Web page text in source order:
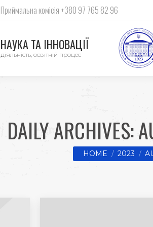
Приймальна комісія +380 97 765 82 96
НАУКА ТА ІННОВАЦІЇ
діяльність, освітній процес
DAILY ARCHIVES:
You are here:
HOME 2023